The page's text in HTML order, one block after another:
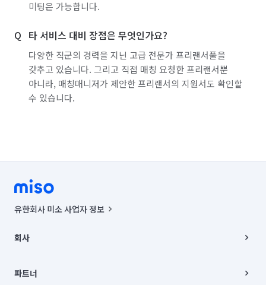
미팅은 가능합니다.
타 서비스 대비 장점은 무엇인가요?
다양한 직군의 경력을 지닌 고급 전문가 프리랜서풀을
갖추고 있습니다. 그리고 직접 매칭 요청한 프리랜서뿐
아니라, 매칭매니저가 제안한 프리랜서의 지원서도 확인할
수 있습니다.
유한회사 미소 사업자 정보
00019 |
주소 | 본사: 서울특별시 종로구 율곡로 6(중학동, 트윈트리빌딩) B동 5층
컨택센터 : 서울특별시 종로구 수송동 율곡로 24, 7층, 8층 미소
회사
채용
파트너